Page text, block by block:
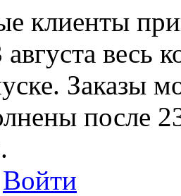
клиенты
весь
Заказы
после
Войти